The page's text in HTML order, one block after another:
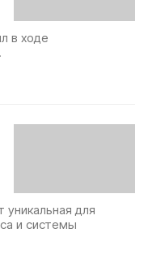
в ходе
уникальная для
и системы